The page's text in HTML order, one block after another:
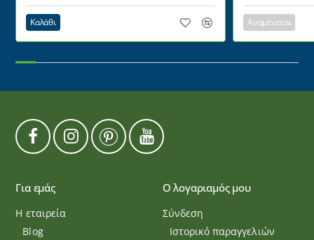
Καλάθι Αναμένεται
Για εμάς
Η εταιρεία
Blog
Ο λογαριαμός μου
Σύνδεση
Ιστορικό παραγγελιών